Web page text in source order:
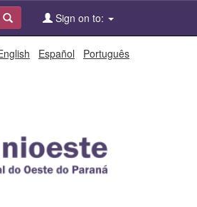
Sign on to:
Español Português